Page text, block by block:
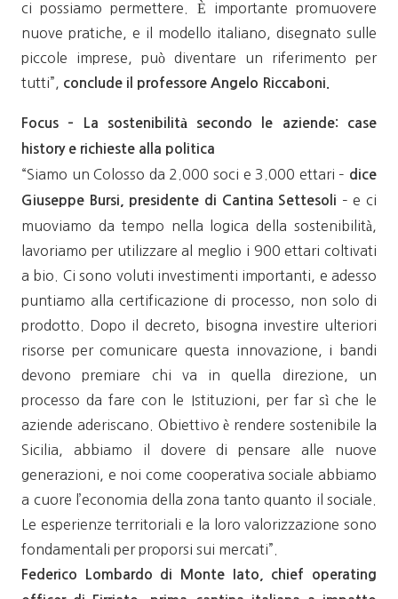
ci possiamo permettere. È importante promuovere
nuove pratiche, e il modello italiano, disegnato sulle
piccole imprese, può diventare un riferimento per
tutti”,
conclude il professore Angelo Riccaboni.
Focus – La sostenibilità secondo le aziende: case
history e richieste alla politica
“Siamo un Colosso da 2.000 soci e 3.000 ettari – dice
Giuseppe Bursi, presidente di Cantina Settesoli – e ci
muoviamo da tempo nella logica della sostenibilità,
lavoriamo per utilizzare al meglio i 900 ettari coltivati
a bio. Ci sono voluti investimenti importanti, e adesso
puntiamo alla certificazione di processo, non solo di
prodotto. Dopo il decreto, bisogna investire ulteriori
risorse per comunicare questa innovazione, i bandi
devono premiare chi va in quella direzione, un
processo da fare con le Istituzioni, per far sì che le
aziende aderiscano. Obiettivo è rendere sostenibile la
Sicilia, abbiamo il dovere di pensare alle nuove
generazioni, e noi come cooperativa sociale abbiamo
a cuore l’economia della zona tanto quanto il sociale.
Le esperienze territoriali e la loro valorizzazione sono
fondamentali per proporsi sui mercati”.
Federico Lombardo di Monte Iato, chief operating